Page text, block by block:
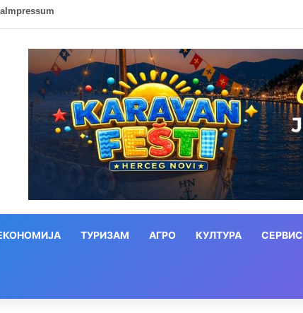
Impressum
ТУРИЗАМ АГРО КУЛТУРА СЕРВИС